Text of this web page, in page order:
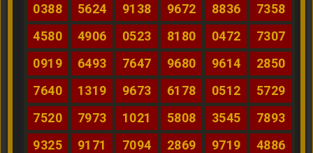
0388
5624 9138 9672 8836
7358
4580
4906 0523 8180 0472
7307
0919
6493 7647 9680 9614
2850
7640
1319 9673 6178 0512
5729
7520
7973 1021 5808 3545
7893
9325
9171 7094 2869 9719
4886